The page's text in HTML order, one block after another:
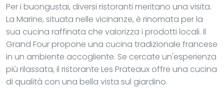
Per i buongustai, diversi ristoranti meritano una visita.
La Marine, situata nelle vicinanze, è rinomata per la
sua cucina raffinata che valorizza i prodotti locali. Il
Grand Four propone una cucina tradizionale francese
in un ambiente accogliente. Se cercate un'esperienza
più rilassata, il ristorante Les Prateaux offre una cucina
di qualità con una bella vista sul giardino.